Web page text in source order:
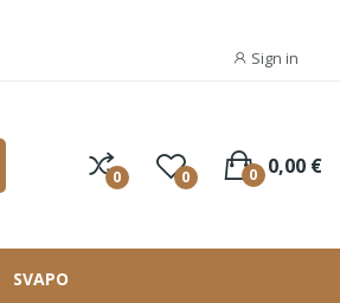
Sign in
0 0 0,00 €
0
SVAPO